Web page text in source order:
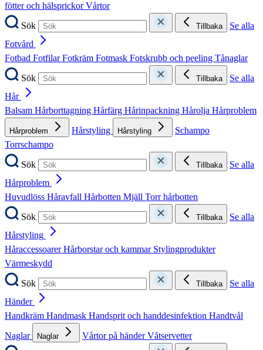
fötter och hälsprickorVårtor
Sök
Tillbaka
Se alla
Fotvård
Fotbad FotfilarFotkräm Fotmask Fotskrubb och peeling Tånaglar
Sök
Tillbaka
Se alla
Hår
Balsam Hårborttagning Hårfärg Hårinpackning Hårolja Hårproblem
Hårproblem Hårstyling Hårstyling
Schampo
Torrschampo
Sök
Tillbaka
Se alla
Hårproblem
Huvudlöss Håravfall Hårbotten Mjäll Torr hårbotten
Sök
Tillbaka
Se alla
Hårstyling
HåraccessoarerHårborstar och kammar Stylingprodukter
Värmeskydd
Sök
Tillbaka
Se alla
Händer
Handkräm Handmask Handsprit och handdesinfektion Handtvål
Naglar
Naglar Vårtor på händerVåtservetter